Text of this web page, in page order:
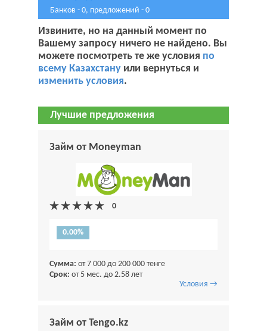
Банков - 0, предложений - 0
Извините, но на данный момент по
Вашему запросу ничего не найдено. Вы
можете посмотреть те же условия по
всему Казахстану или вернуться и
изменить условия.
Лучшие предложения
Займ от Moneyman
0.00%
Сумма: от 7 000 до 200 000 тенге
Срок: от 5 мес. до 2.58 лет
Условия →
Займ от Tengo.kz